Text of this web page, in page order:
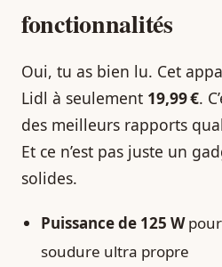
fonctionnalités
Oui, tu as bien lu. Cet
Lidl à seulement 19,99 €.
des meilleurs rapports
Et ce n’est pas juste un
solides.
Puissance de 125 Wpour
soudure ultra propre